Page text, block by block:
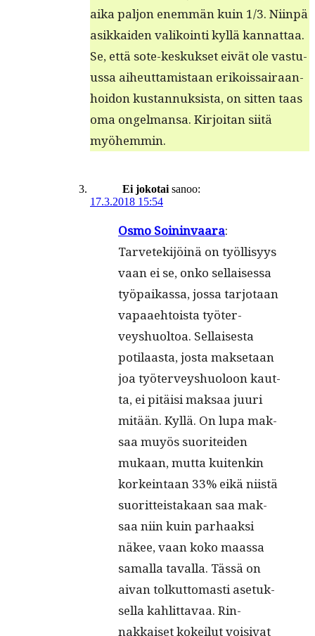
aika paljon enem­män kuin 1/3. Niin­pä
asikkaiden valikoin­ti kyl­lä kannattaa.
Se, että sote-keskuk­set eivät ole vas­tu­
us­sa aiheut­tamis­taan erikois­sairaan­
hoidon kus­tan­nuk­sista, on sit­ten taas
oma ongel­mansa. Kir­joi­tan siitä
myöhemmin.
Ei jokotai sanoo:
17.3.2018 15:54
Osmo Soin­in­vaara:
Tarvetek­i­jöinä on työl­lisyys
vaan ei se, onko sel­l­aises­sa
työ­paikas­sa, jos­sa tar­jo­taan
vapaae­htoista työter­
veyshuoltoa. Sel­l­ais­es­ta
poti­laas­ta, jos­ta mak­se­taan
joa työter­veyshuoloon kaut­
ta, ei pitäisi mak­saa juuri
mitään. Kyl­lä. On lupa mak­
saa muyös suoritei­den
mukaan, mut­ta kuitenkin
korkein­taan 33% eikä niistä
suorit­teis­takaan saa mak­
saa niin kuin parhaak­si
näkee, vaan koko maas­sa
samal­la taval­la. Tässä on
aivan tolkut­tomasti ase­tuk­
sel­la kahlit­tavaa. Rin­
nakkaiset kokeilut voisi­vat